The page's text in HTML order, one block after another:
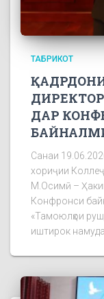
ТАБРИКОТ
ДАР
Санаи
хориҷии
М.Осимӣ –
Конфронси
«Тамоюлҳои
иштирок